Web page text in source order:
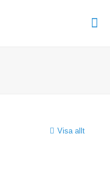
Visa allt